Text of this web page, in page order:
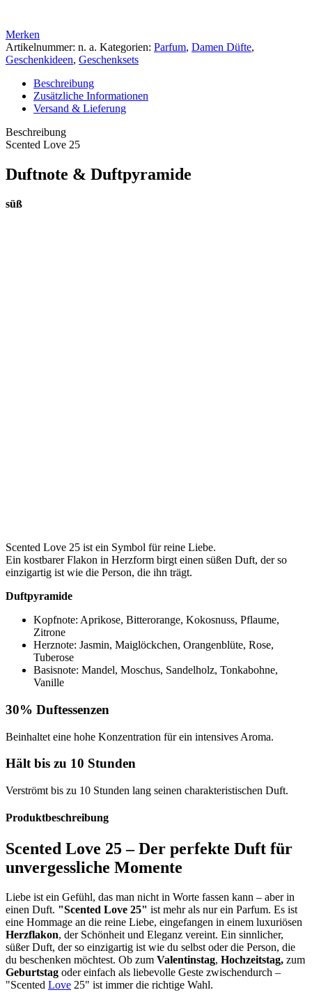
Merken
Artikelnummer: n. a. Kategorien: Parfum, Damen Düfte,
Geschenkideen, Geschenksets
Beschreibung
Zusätzliche Informationen
Versand & Lieferung
Beschreibung
Scented Love 25
Duftnote & Duftpyramide
süß
Scented Love 25 ist ein Symbol für reine Liebe.
Ein kostbarer Flakon in Herzform birgt einen süßen Duft, der so
einzigartig ist wie die Person, die ihn trägt.
Duftpyramide
Kopfnote: Aprikose, Bitterorange, Kokosnuss, Pflaume,
Zitrone
Herznote: Jasmin, Maiglöckchen, Orangenblüte, Rose,
Tuberose
Basisnote: Mandel, Moschus, Sandelholz, Tonkabohne,
Vanille
30% Duftessenzen
Beinhaltet eine hohe Konzentration für ein intensives Aroma.
Hält bis zu 10 Stunden
Verströmt bis zu 10 Stunden lang seinen charakteristischen Duft.
Produktbeschreibung
Scented Love 25 – Der perfekte Duft für
unvergessliche Momente
Liebe ist ein Gefühl, das man nicht in Worte fassen kann – aber in
einen Duft. "Scented Love 25" ist mehr als nur ein Parfum. Es ist
eine Hommage an die reine Liebe, eingefangen in einem luxuriösen
Herzflakon, der Schönheit und Eleganz vereint. Ein sinnlicher,
süßer Duft, der so einzigartig ist wie du selbst oder die Person, die
du beschenken möchtest. Ob zum Valentinstag, Hochzeitstag, zum
Geburtstag oder einfach als liebevolle Geste zwischendurch –
"Scented Love 25" ist immer die richtige Wahl.